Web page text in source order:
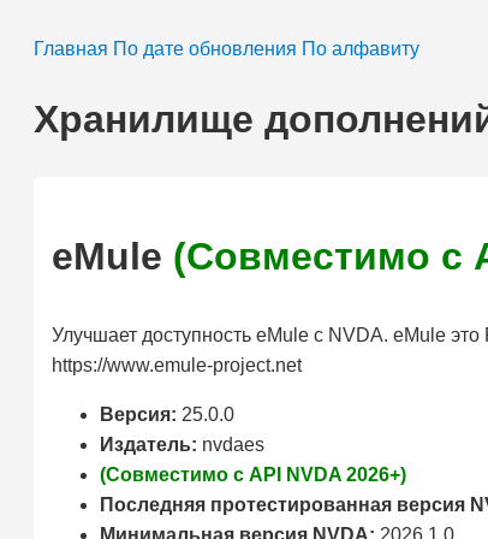
Главная По дате обновления По алфавиту
Хранилище
eMule (Совместимо с
Улучшает доступность eMule с NVDA. eMule
https://www.emule-project.net
Версия: 25.0.0
Издатель: nvdaes
(Совместимо с API NVDA 2026+)
Последняя протестированная версия
Минимальная версия NVDA: 2026.1.0